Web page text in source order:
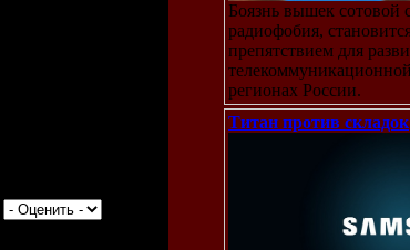
Боязнь вышек сотовой
радиофобия,
препятствием для
регионах России.
Титан против складок